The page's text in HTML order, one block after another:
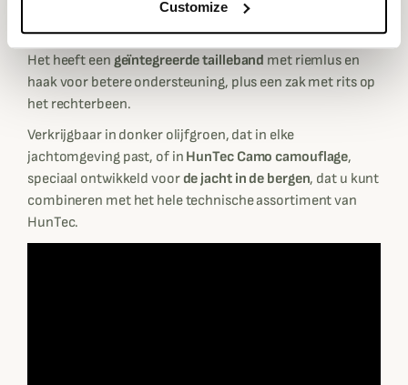
Customize
het regent. Alle naden enritsen zijn waterdicht
maximale bescherming.
Het heeft een geïntegreerde tailleband met riemlus en
haak voor betere ondersteuning, plus een zak met rits op
het rechterbeen.
Verkrijgbaar in donker olijfgroen, dat in elke
jachtomgeving past, of in HunTec Camo camouflage,
speciaal ontwikkeld voorde jacht in de bergen, dat u kunt
combineren met het hele technische assortiment van
HunTec.